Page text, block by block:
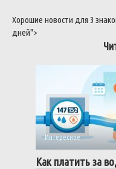
Хорошие новости для 3
дней">
Интересное
Как платить за